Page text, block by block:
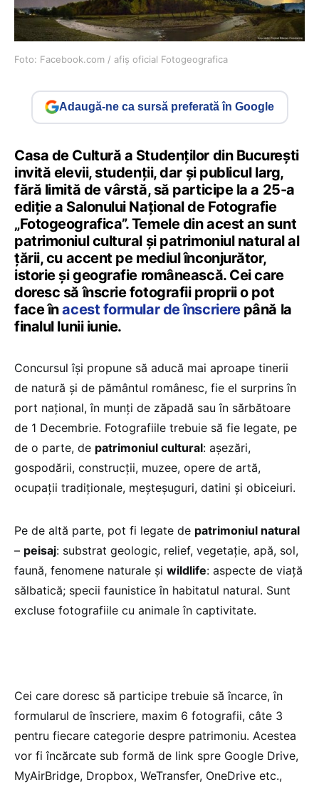
Foto: Facebook.com / afiș oficial Fotogeografica
Adaugă-ne ca sursă preferată în Google
Casa de Cultură a Studenților din București
invită elevii, studenții, dar și publicul larg,
fără limită de vârstă, să participe la a 25-a
ediție a Salonului Național de Fotografie
„Fotogeografica”. Temele din acest an sunt
patrimoniul cultural și patrimoniul natural al
țării, cu accent pe mediul înconjurător,
istorie și geografie românească. Cei care
doresc să înscrie fotografii proprii o pot
face înacest formular de înscrierepână la
finalul lunii iunie.
Concursul își propune să aducă mai aproape tinerii
de natură și de pământul românesc, fie el surprins în
port național, în munți de zăpadă sau în sărbătoare
de 1 Decembrie. Fotografiile trebuie să fie legate, pe
de o parte, de patrimoniul cultural: așezări,
gospodării, construcții, muzee, opere de artă,
ocupații tradiționale, meșteșuguri, datini și obiceiuri.
Pe de altă parte, pot fi legate de patrimoniul natural
– peisaj: substrat geologic, relief, vegetație, apă, sol,
faună, fenomene naturale și wildlife: aspecte de viață
sălbatică; specii faunistice în habitatul natural. Sunt
excluse fotografiile cu animale în captivitate.
Cei care doresc să participe trebuie să încarce, în
formularul de înscriere, maxim 6 fotografii, câte 3
pentru fiecare categorie despre patrimoniu. Acestea
vor fi încărcate sub formă de link spre Google Drive,
MyAirBridge, Dropbox, WeTransfer, OneDrive etc.,